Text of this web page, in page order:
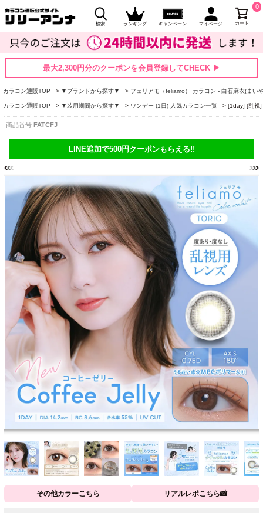
検索 ランキング キャンペーン マイページ カート
0
最大2,300円分のクーポンを会員登録してCHECK ▶
カラコン通販TOP ▼ブランドから探す▼ フェリアモ（feliamo） カラコン - 白石麻衣(まい
カラコン通販TOP ▼装用期間から探す▼ ワンデー (1日) 人気カラコン一覧 [1day] [乱視]
商品番号 FATCFJ
LINE追加で500円クーポンもらえる!!
その他カラーこちら リアルレポこちら📸